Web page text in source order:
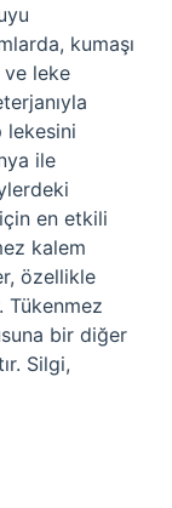
kumaşı
ve leke
lekesini
ile
en etkili
kalem
özellikle
Tükenmez
bir diğer
Silgi,